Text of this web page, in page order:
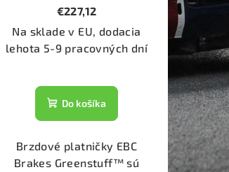
€227,12
Na sklade v EU, dodacia
lehota 5-9 pracovných dní
Do košíka
Brzdové platničky EBC
Brakes Greenstuff™ sú